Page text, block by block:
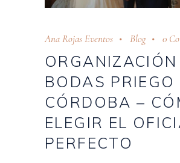
Ana Rojas Eventos Blog 0
ORGANIZACIÓN
BODAS PRIEGO
CÓRDOBA –
ELEGIR EL
PERFECTO